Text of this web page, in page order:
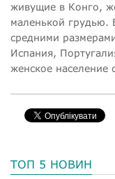
живущие в Конго,
маленькой
средними
Испания,
женское население
ТОП 5 НОВИН